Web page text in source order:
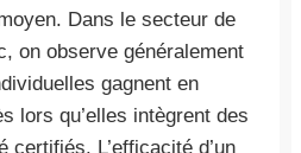
Dans le secteur de
on observe généralement
gagnent en
lors qu’elles intègrent des
L’efficacité d’un